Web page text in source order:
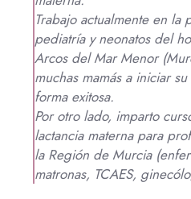
Trabajo actualmente en la
pediatría y neonatos del
Arcos del Mar Menor
muchas mamás a iniciar
forma exitosa.
Por otro lado, imparto
lactancia materna para
la Región de Murcia
matronas, TCAES,